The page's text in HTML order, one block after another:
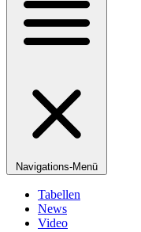
Navigations-Menü
Tabellen
News
Video